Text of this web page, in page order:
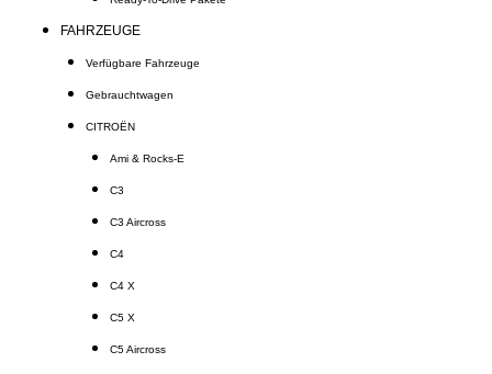
FAHRZEUGE
Verfügbare Fahrzeuge
Gebrauchtwagen
CITROËN
Ami & Rocks-E
C3
C3 Aircross
C4
C4 X
C5 X
C5 Aircross